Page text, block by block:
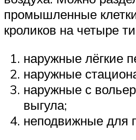
промышленные
кроликов на четыре
наружные лёгкие
наружные
наружные с
выгула;
неподвижные для